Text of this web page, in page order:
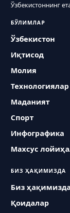
Ўзбекистоннинг
БЎЛИМЛАР
Ўзбекистон
Иқтисод
Молия
Технологиялар
Маданият
Спорт
Инфографика
Махсус
БИЗ ҲАҚИМИЗДА
Биз ҳақимизда
Қоидалар